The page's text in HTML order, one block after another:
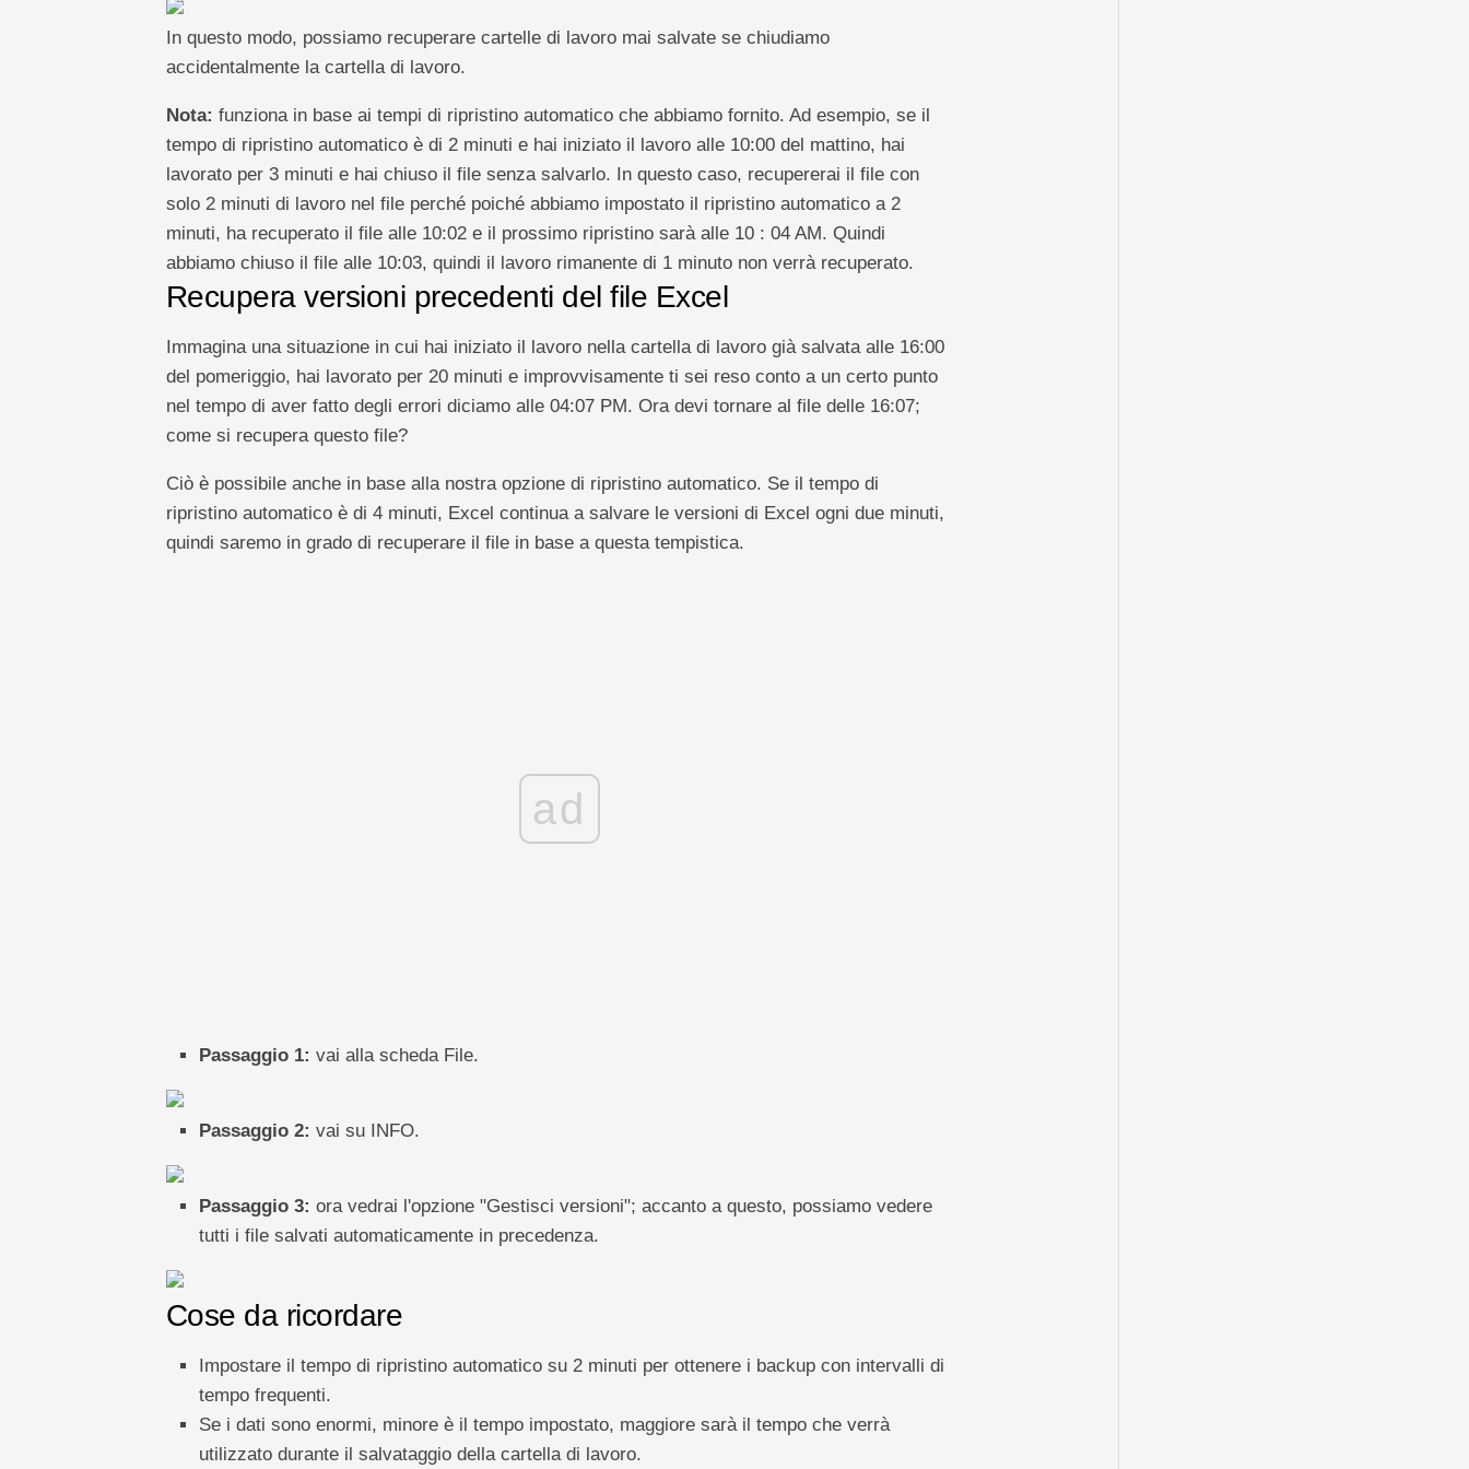
In questo modo, possiamo recuperare cartelle di lavoro mai salvate se chiudiamo
accidentalmente la cartella di lavoro.
Nota: funziona in base ai tempi di ripristino automatico che abbiamo fornito. Ad esempio, se il
tempo di ripristino automatico è di 2 minuti e hai iniziato il lavoro alle 10:00 del mattino, hai
lavorato per 3 minuti e hai chiuso il file senza salvarlo. In questo caso, recupererai il file con
solo 2 minuti di lavoro nel file perché poiché abbiamo impostato il ripristino automatico a 2
minuti, ha recuperato il file alle 10:02 e il prossimo ripristino sarà alle 10 : 04 AM. Quindi
abbiamo chiuso il file alle 10:03, quindi il lavoro rimanente di 1 minuto non verrà recuperato.
Recupera versioni precedenti del file Excel
Immagina una situazione in cui hai iniziato il lavoro nella cartella di lavoro già salvata alle 16:00
del pomeriggio, hai lavorato per 20 minuti e improvvisamente ti sei reso conto a un certo punto
nel tempo di aver fatto degli errori diciamo alle 04:07 PM. Ora devi tornare al file delle 16:07;
come si recupera questo file?
Ciò è possibile anche in base alla nostra opzione di ripristino automatico. Se il tempo di
ripristino automatico è di 4 minuti, Excel continua a salvare le versioni di Excel ogni due minuti,
quindi saremo in grado di recuperare il file in base a questa tempistica.
ad
Passaggio 1: vai alla scheda File.
Passaggio 2: vai su INFO.
Passaggio 3: ora vedrai l'opzione "Gestisci versioni"; accanto a questo, possiamo vedere
tutti i file salvati automaticamente in precedenza.
Cose da ricordare
Impostare il tempo di ripristino automatico su 2 minuti per ottenere i backup con intervalli di
tempo frequenti.
Se i dati sono enormi, minore è il tempo impostato, maggiore sarà il tempo che verrà
utilizzato durante il salvataggio della cartella di lavoro.